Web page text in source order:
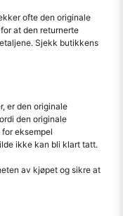
ofte den originale
at den returnerte
Sjekk butikkens
er den originale
den originale
eksempel
ikke kan bli klart tatt.
av kjøpet og sikre at